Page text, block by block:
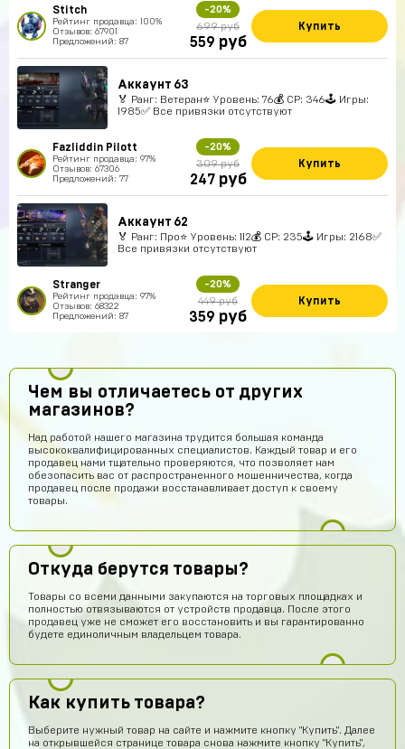
Stitch
Рейтинг продавца: 100%
Отзывов: 67901
Предложений: 87
-20%
699 руб
559 руб
Купить
Аккаунт 63
🏅 Ранг: Ветеран⭐️ Уровень: 76💰 CP: 346🕹 Игры:
1985✅ Все привязки отсутствуют
Fazliddin Pilott
Рейтинг продавца: 97%
Отзывов: 67306
Предложений: 77
-20%
309 руб
247 руб
Купить
Аккаунт 62
🏅 Ранг: Про⭐️ Уровень: 112💰 CP: 235🕹 Игры: 2168✅
Все привязки отсутствуют
Stranger
Рейтинг продавца: 97%
Отзывов: 68322
Предложений: 87
-20%
449 руб
359 руб
Купить
Чем вы отличаетесь от других
магазинов?
Над работой нашего магазина трудится большая команда
высококвалифицированных специалистов. Каждый товар и его
продавец нами тщательно проверяются, что позволяет нам
обезопасить вас от распространенного мошенничества, когда
продавец после продажи восстанавливает доступ к своему
товары.
Откуда берутся товары?
Товары со всеми данными закупаются на торговых площадках и
полностью отвязываются от устройств продавца. После этого
продавец уже не сможет его восстановить и вы гарантированно
будете единоличным владельцем товара.
Как купить товара?
Выберите нужный товар на сайте и нажмите кнопку "Купить". Далее
на открывшейся странице товара снова нажмите кнопку "Купить",